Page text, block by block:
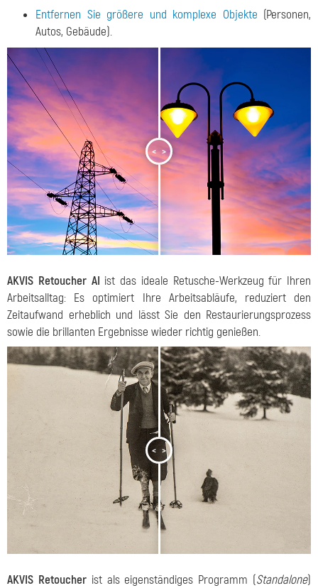
Entfernen Sie größere und komplexe Objekte (Personen,
Autos, Gebäude).
< >
AKVIS Retoucher AI ist das ideale Retusche-Werkzeug für Ihren
Arbeitsalltag: Es optimiert Ihre Arbeitsabläufe, reduziert den
Zeitaufwand erheblich und lässt Sie den Restaurierungsprozess
sowie die brillanten Ergebnisse wieder richtig genießen.
< >
AKVIS Retoucherist als eigenständiges Programm (Standalone)